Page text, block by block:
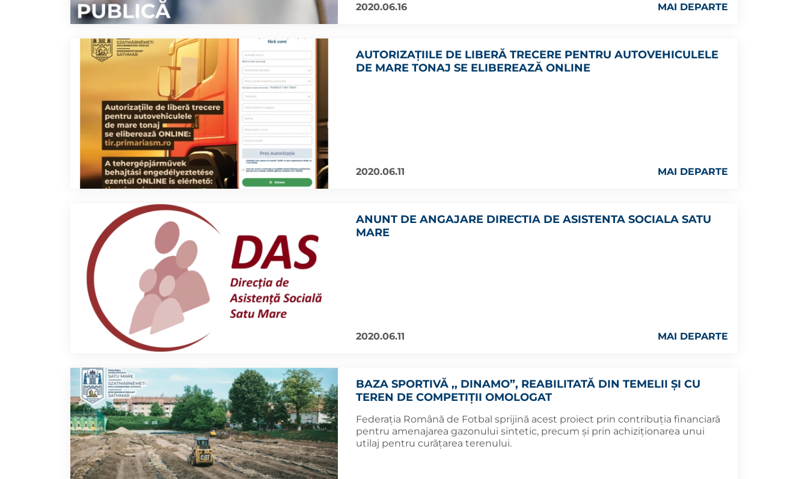
2020.06.16 MAI DEPARTE
AUTORIZAȚIILE DE LIBERĂ TRECERE PENTRU AUTOVEHICULELE
DE MARE TONAJ SE ELIBEREAZĂ ONLINE
2020.06.11 MAI DEPARTE
ANUNT DE ANGAJARE DIRECTIA DE ASISTENTA SOCIALA SATU
MARE
2020.06.11 MAI DEPARTE
BAZA SPORTIVĂ ,, DINAMO”, REABILITATĂ DIN TEMELII ȘI CU
TEREN DE COMPETIȚII OMOLOGAT
Federația Română de Fotbal sprijină acest proiect prin contribuția financiară
pentru amenajarea gazonului sintetic, precum și prin achiziționarea unui
utilaj pentru curățarea terenului.